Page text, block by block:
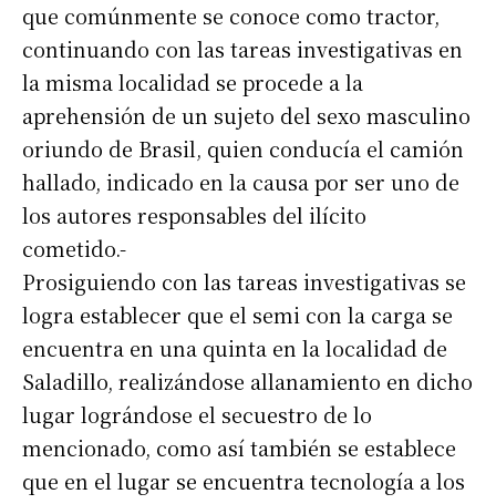
que comúnmente se conoce como tractor,
continuando con las tareas investigativas en
la misma localidad se procede a la
aprehensión de un sujeto del sexo masculino
oriundo de Brasil, quien conducía el camión
hallado, indicado en la causa por ser uno de
los autores responsables del ilícito
cometido.-
Prosiguiendo con las tareas investigativas se
logra establecer que el semi con la carga se
encuentra en una quinta en la localidad de
Saladillo, realizándose allanamiento en dicho
lugar lográndose el secuestro de lo
mencionado, como así también se establece
que en el lugar se encuentra tecnología a los